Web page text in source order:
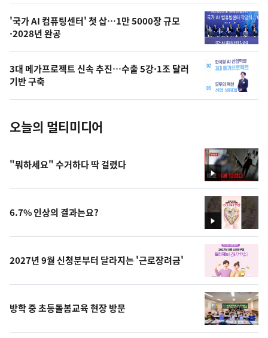
오
의
사
진
'국가 AI 컴퓨팅센터' 첫 삽…1만 5000장 규모
·2028년 완공
3대 메가프로젝트 신속 추진…수출 5강·1조 달러
기반 구축
오늘의 멀티미디어
영
상
"뭐하세요" 수거하다 딱 걸렸다
영
상
6.7% 인상의 결과는요?
2027년 9월 신청분부터 달라지는 '근로장려금'
방학 중 초등돌봄교육 현장 방문